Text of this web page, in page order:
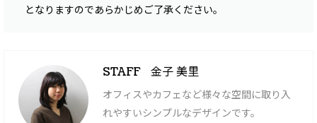
となりますのであらかじめご了承ください。
STAFF 金子 美里
オフィスやカフェなど様々な空間に取り入
れやすいシンプルなデザインです。